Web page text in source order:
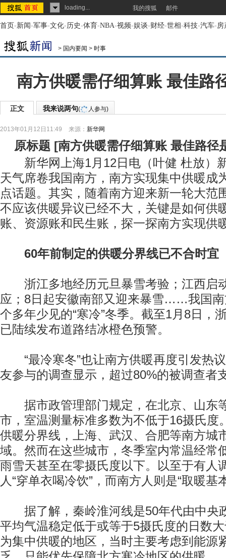
loading... 我的搜狐 邮件
首页-新闻-军事-文化-历史-体育-NBA-视频-娱谈-财经-世相-科技-汽车-房
> 国内要闻 > 时事
南方供暖需仔细算账 最佳路
正文 我来说两句( 人参与)
2013年01月12日11:49 来源： 新华网
原标题 [南方供暖需仔细算账 最佳路径
新华网上海1月12日电（叶健 杜放）
天气席卷我国南方，南方实现集中供暖成
点话题。其实，随着南方迎来新一轮大范
不应该供暖异议已经不大，关键是如何供
账、资源账和民生账，探一探南方实现供
60年前制定的供暖分界线已不合时宜
浙江多地经历元旦暴雪考验；江西启
应；8日起安徽南部又迎来暴雪……我国
个多年少见的“寒冷”冬季。截至1月8日，
已陆续发布道路结冰橙色预警。
“最冷寒冬”也让南方供暖再度引发热
友参与的调查显示，超过80%的被调查者
据市政管理部门规定，在北京、山东
市，室温测量标准多数为不低于16摄氏度
供暖分界线，上海、武汉、合肥等南方城
域。然而在这些城市，冬季室内常温经常
雨雪天甚至在零摄氏度以下。以至于有人
人“穿单衣喝冷饮”，而南方人则是“取暖基
据了解，秦岭淮河线是50年代由中央
平均气温稳定低于或等于5摄氏度的日数
为集中供暖的地区，当时主要考虑到能源